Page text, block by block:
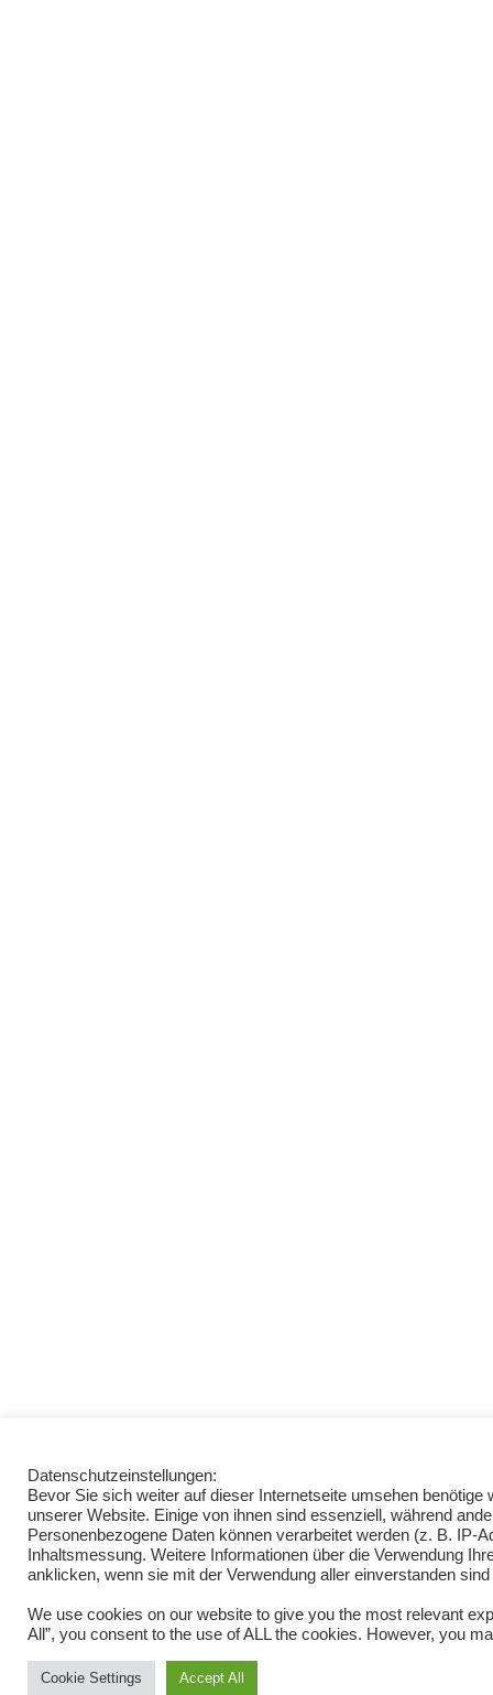
Datenschutzeinstellungen:
Bevor Sie sich weiter auf dieser Internetseite umsehen
unserer Website. Einige von ihnen sind essenziell, während
Personenbezogene Daten können verarbeitet werden (z. B. IP-
Inhaltsmessung. Weitere Informationen über die Verwendung
anklicken, wenn sie mit der Verwendung aller einverstanden
We use cookies on our website to give you the most relevant
All”, you consent to the use of ALL the cookies. However, you
Cookie Settings Accept All